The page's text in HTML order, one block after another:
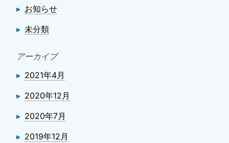
お知らせ
未分類
アーカイブ
2021年4月
2020年12月
2020年7月
2019年12月